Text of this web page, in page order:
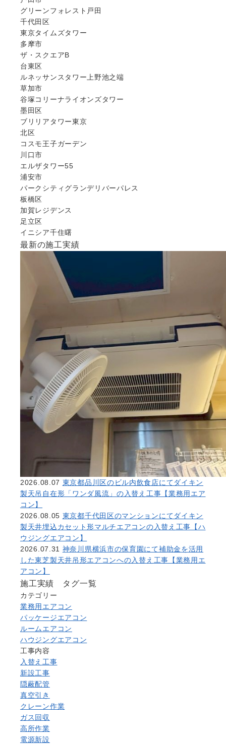
グリーンフォレスト戸田
千代田区
東京タイムズタワー
多摩市
ザ・スクエアB
台東区
ルネッサンスタワー上野池之端
草加市
谷塚コリーナライオンズタワー
墨田区
ブリリアタワー東京
北区
コスモ王子ガーデン
川口市
エルザタワー55
浦安市
パークシティグランデリバーパレス
板橋区
加賀レジデンス
足立区
イニシア千住曙
最新の施工実績
2026.08.07 東京都品川区のビル内飲食店にてダイキン
製天吊自在形「ワンダ風流」の入替え工事【業務用エア
コン】
2026.08.05 東京都千代田区のマンションにてダイキン
製天井埋込カセット形マルチエアコンの入替え工事【ハ
ウジングエアコン】
2026.07.31 神奈川県横浜市の保育園にて補助金を活用
した東芝製天井吊形エアコンへの入替え工事【業務用エ
アコン】
施工実績 タグ一覧
カテゴリー
業務用エアコン
パッケージエアコン
ルームエアコン
ハウジングエアコン
工事内容
入替え工事
新設工事
隠蔽配管
真空引き
クレーン作業
ガス回収
高所作業
電源新設